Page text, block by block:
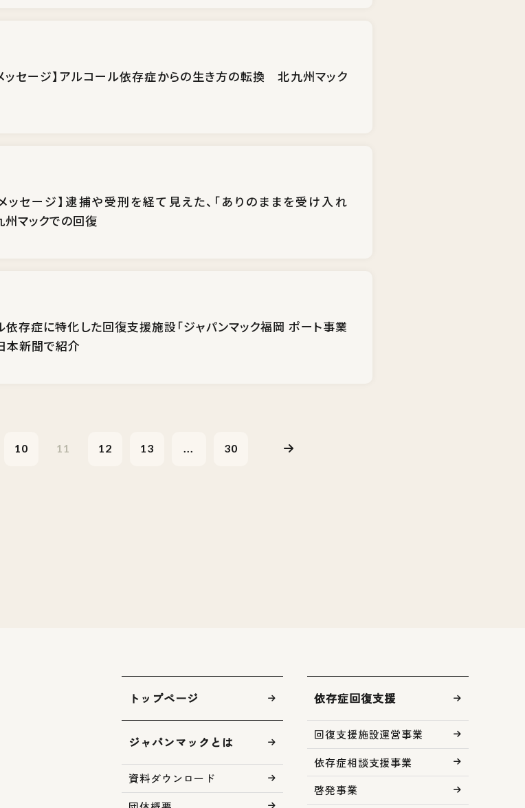
ッセージ】アルコール依存症からの生き方の転換 北九州マック
ッセージ】逮捕や受刑を経て見えた、「ありのままを受け入れ
マックでの回復
依存症に特化した回復支援施設「ジャパンマック福岡 ポート事業
本新聞で紹介
10 11 12 13 ... 30
トップページ
ジャパンマックとは
資料ダウンロード
依存症回復支援
回復支援施設運営事業
依存症相談支援事業
啓発事業